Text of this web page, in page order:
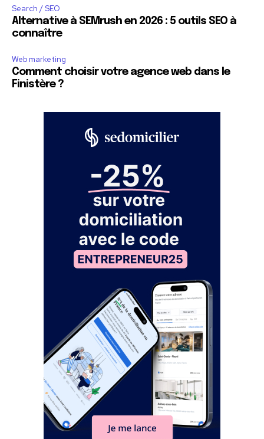
Search / SEO
Alternative à SEMrush en 2026 : 5 outils SEO à
connaître
Web marketing
Comment choisir votre agence web dans le
Finistère ?